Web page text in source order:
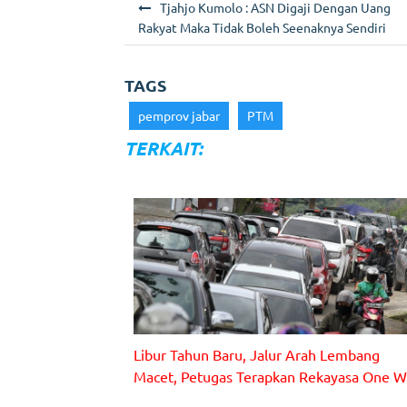
e ts l
i
a
p
o
Tjahjo Kumolo : ASN Digaji Dengan Uang
Rakyat Maka Tidak Boleh Seenaknya Sendiri
TAGS
pemprov jabar PTM
TERKAIT:
Sejumlah ruas jalan di kawasan Lembang, terpantau
Libur Tahun Baru, Jalur Arah Lembang
Macet, Petugas Terapkan Rekayasa One